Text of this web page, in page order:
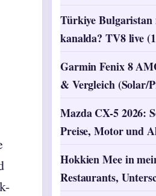
Türkiye Bulgaristan
kanalda? TV8 live
Garmin Fenix 8
& Vergleich (Solar/
Mazda CX-5 2026:
Preise, Motor und
Hokkien Mee in
Restaurants,